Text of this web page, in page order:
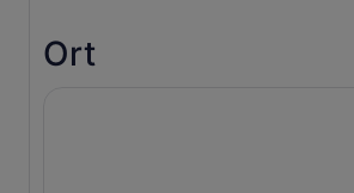
historischen Uferpromenade San
die faszinierende Skyline der Stadt.
Ort